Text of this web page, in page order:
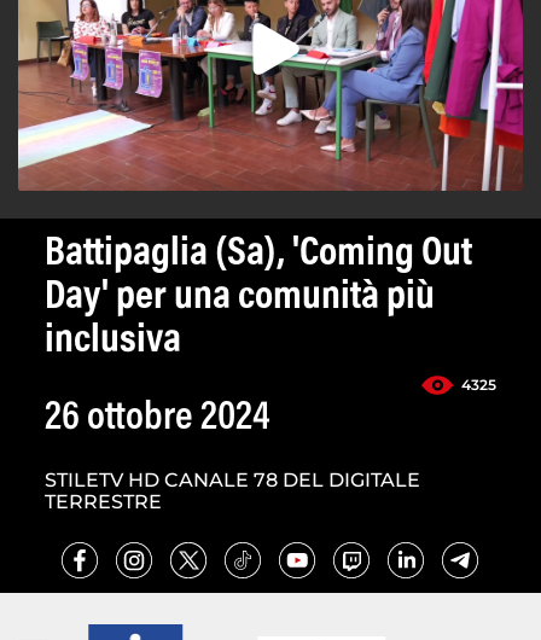
Battipaglia (Sa), 'Coming Out
Day' per una comunità più
inclusiva
4325
26 ottobre 2024
STILETV HD CANALE 78 DEL DIGITALE
TERRESTRE